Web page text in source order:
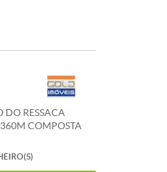
DO RESSACA
COMPOSTA
COM SALA,
E 01 VAGA